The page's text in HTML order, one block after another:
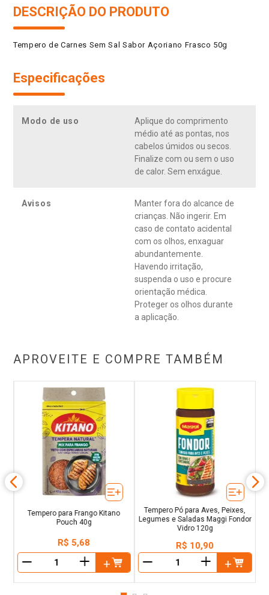
DESCRIÇÃO DO PRODUTO
Tempero de Carnes Sem Sal Sabor Açoriano Frasco 50g
Especificações
Modo de uso
Aplique do comprimento
médio até as pontas, nos
cabelos úmidos ou secos.
Finalize com ou sem o uso
de calor. Sem enxágue.
Avisos
Manter fora do alcance de
crianças. Não ingerir. Em
caso de contato acidental
com os olhos, enxaguar
abundantemente.
Havendo irritação,
suspenda o uso e procure
orientação médica.
Proteger os olhos durante
a aplicação.
APROVEITE E COMPRE TAMBÉM
Tempero para Frango Kitano
Pouch 40g
R$ 5,68
＋
Tempero Pó para Aves, Peixes,
Legumes e Saladas Maggi Fondor
Vidro 120g
R$ 10,90
＋